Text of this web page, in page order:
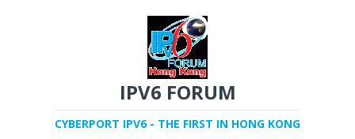
IPV6 FORUM
CYBERPORT IPV6 - THE FIRST IN HONG KONG